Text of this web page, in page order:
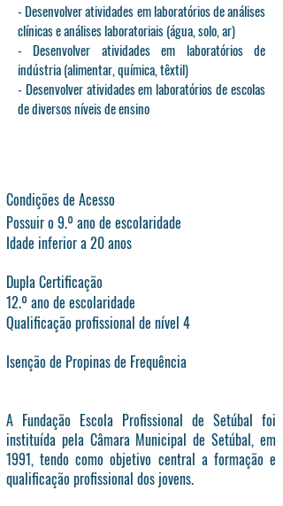
- Desenvolver atividades em laboratórios de análises
clínicas e análises laboratoriais (água, solo, ar)
- Desenvolver atividades em laboratórios de
indústria (alimentar, química, têxtil)
- Desenvolver atividades em laboratórios de escolas
de diversos níveis de ensino
Condições de Acesso
Possuir o 9.º ano de escolaridade
Idade inferior a 20 anos
Dupla Certificação
12.º ano de escolaridade
Qualificação profissional de nível 4
Isenção de Propinas de Frequência
A Fundação Escola Profissional de Setúbal foi
instituída pela Câmara Municipal de Setúbal, em
1991, tendo como objetivo central a formação e
qualificação profissional dos jovens.